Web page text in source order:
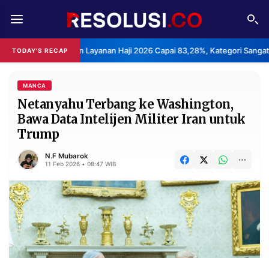
TODAY'S RECAP
Layanan Haji 2026 Capai 83,28%, Kategori Sangat Memuaskan.
REDAKSI TENTANG
RESOLUSI IKLAN
RUBRIKASI
EDITORIAL
FINANSIA PERSONA
DAERAH NASIONAL
MANCA SPORT
INFORMASI
MANCA
Netanyahu Terbang ke Washington,
Bawa Data Intelijen Militer Iran untuk
Trump
N.F Mubarok
11 Feb 2026 • 08:47 WIB